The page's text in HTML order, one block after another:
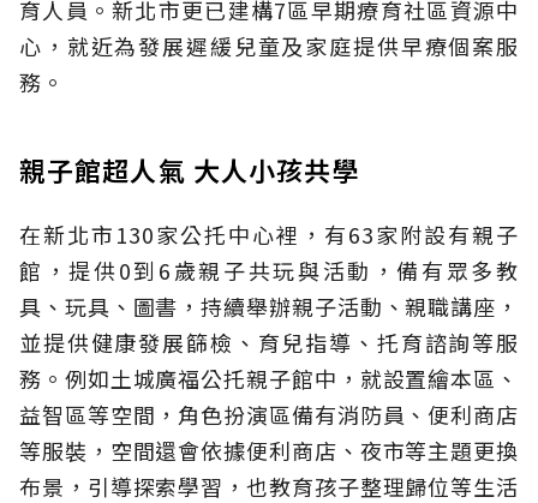
育人員。新北市更已建構7區早期療育社區資源中
心，就近為發展遲緩兒童及家庭提供早療個案服
務。
親子館超人氣 大人小孩共學
在新北市130家公托中心裡，有63家附設有親子
館，提供0到6歲親子共玩與活動，備有眾多教
具、玩具、圖書，持續舉辦親子活動、親職講座，
並提供健康發展篩檢、育兒指導、托育諮詢等服
務。例如土城廣福公托親子館中，就設置繪本區、
益智區等空間，角色扮演區備有消防員、便利商店
等服裝，空間還會依據便利商店、夜市等主題更換
布景，引導探索學習，也教育孩子整理歸位等生活